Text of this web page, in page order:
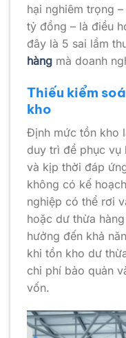
hại nghiêm trọng
tỷ đồng – là điều
đây là 5 sai lầm
hàng mà doanh
Thiếu kiểm
kho
Định mức tồn kho
duy trì để phục vụ
và kịp thời đáp
không có kế
nghiệp có thể rơi
hoặc dư thừa
hưởng đến khả
khi tồn kho dư
chi phí bảo quản
vốn.